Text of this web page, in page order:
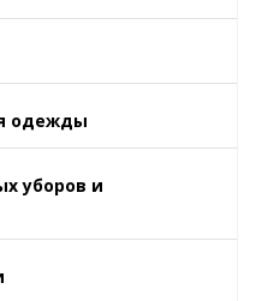
одежды
уборов и